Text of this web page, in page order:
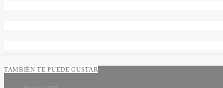
TAMBIÉN TE PUEDE GUSTAR